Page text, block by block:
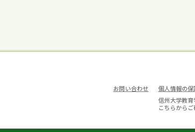
お問い合わせ
個人情報の保
信州大学教育
こちらからご